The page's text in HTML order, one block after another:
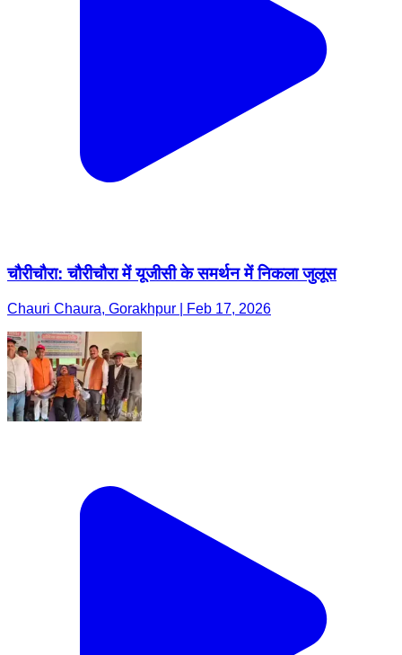
चौरीचौरा: चौरीचौरा में यूजीसी के समर्थन में निकला जुलूस
Chauri Chaura, Gorakhpur | Feb 17, 2026